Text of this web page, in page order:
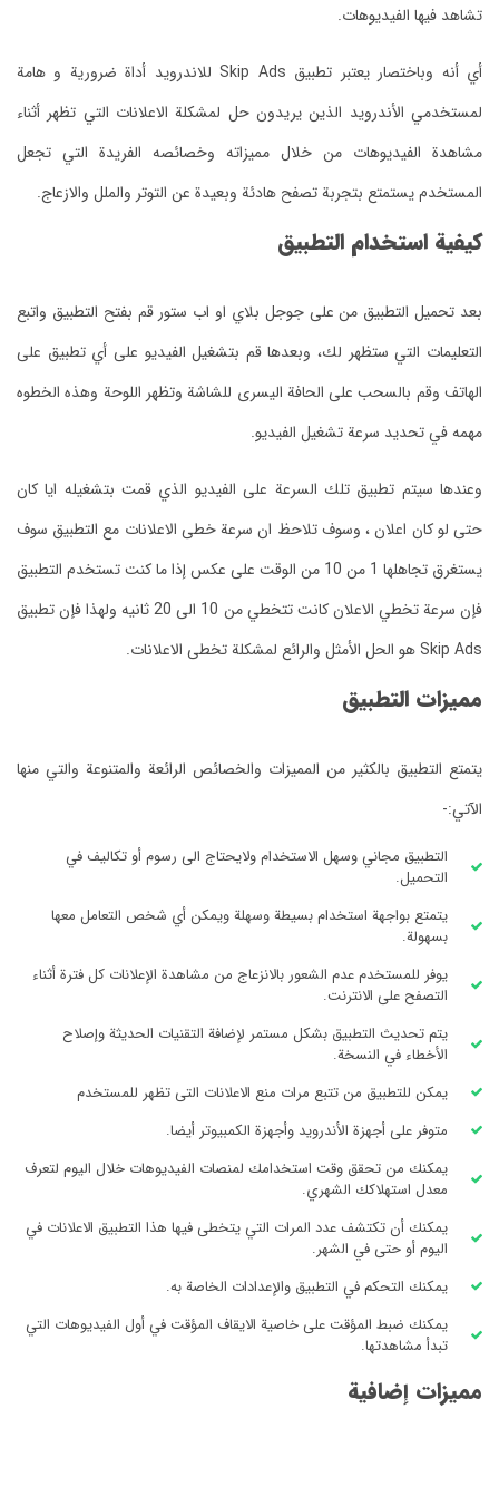
تشاهد فيها الفيديوهات.
أي أنه وباختصار يعتبر تطبيق Skip Ads للاندرويد أداة ضرورية و هامة
لمستخدمي الأندرويد الذين يريدون حل لمشكلة الاعلانات التي تظهر أثناء
مشاهدة الفيديوهات من خلال مميزاته وخصائصه الفريدة التي تجعل
المستخدم يستمتع بتجربة تصفح هادئة وبعيدة عن التوتر والملل والازعاج.
كيفية استخدام التطبيق
بعد تحميل التطبيق من على جوجل بلاي او اب ستور قم بفتح التطبيق واتبع
التعليمات التي ستظهر لك، وبعدها قم بتشغيل الفيديو على أي تطبيق على
الهاتف وقم بالسحب على الحافة اليسرى للشاشة وتظهر اللوحة وهذه الخطوه
مهمه في تحديد سرعة تشغيل الفيديو.
وعندها سيتم تطبيق تلك السرعة على الفيديو الذي قمت بتشغيله ايا كان
حتى لو كان اعلان ، وسوف تلاحظ ان سرعة خطى الاعلانات مع التطبيق سوف
يستغرق تجاهلها 1 من 10 من الوقت على عكس إذا ما كنت تستخدم التطبيق
فإن سرعة تخطي الاعلان كانت تتخطي من 10 الى 20 ثانيه ولهذا فإن تطبيق
Skip Ads هو الحل الأمثل والرائع لمشكلة تخطى الاعلانات.
مميزات التطبيق
يتمتع التطبيق بالكثير من المميزات والخصائص الرائعة والمتنوعة والتي منها
الآتي:-
التطبيق مجاني وسهل الاستخدام ولايحتاج الى رسوم أو تكاليف في
التحميل.
يتمتع بواجهة استخدام بسيطة وسهلة ويمكن أي شخص التعامل معها
بسهولة.
يوفر للمستخدم عدم الشعور بالانزعاج من مشاهدة الإعلانات كل فترة أثناء
التصفح على الانترنت.
يتم تحديث التطبيق بشكل مستمر لإضافة التقنيات الحديثة وإصلاح
الأخطاء في النسخة.
يمكن للتطبيق من تتبع مرات منع الاعلانات التى تظهر للمستخدم
متوفر على أجهزة الأندرويد وأجهزة الكمبيوتر أيضا.
يمكنك من تحقق وقت استخدامك لمنصات الفيديوهات خلال اليوم لتعرف
معدل استهلاكك الشهري.
يمكنك أن تكتشف عدد المرات التي يتخطى فيها هذا التطبيق الاعلانات في
اليوم أو حتى في الشهر.
يمكنك التحكم في التطبيق والإعدادات الخاصة به.
يمكنك ضبط المؤقت على خاصية الايقاف المؤقت في أول الفيديوهات التي
تبدأ مشاهدتها.
مميزات إضافية